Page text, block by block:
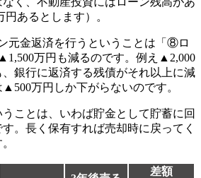
円あるとします）。
元金返済を行うということは「⑧ロ
万円も減るのです。例え▲2,000
銀行に返済する残債がそれ以上に減
万円しか下がらないのです。
ことは、いわば貯金として貯蓄に回
。長く保有すれば売却時に戻ってく
差額